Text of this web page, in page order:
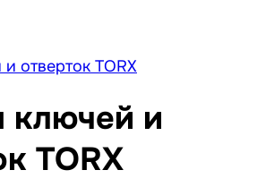
отверток TORX
ключей и
TORX